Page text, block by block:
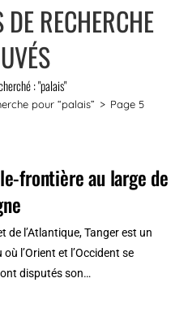
DE RECHERCHE
: "palais"
pour “palais” > Page 5
frontière au large de
de l’Atlantique, Tanger est un
l’Orient et l’Occident se
disputés son…